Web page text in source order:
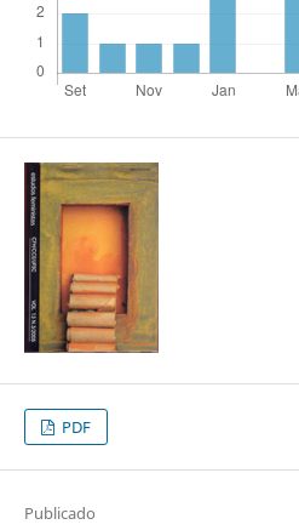
PDF
Publicado